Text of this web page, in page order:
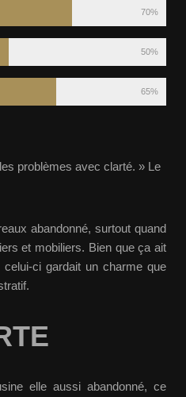
70%
50%
65%
problèmes avec clarté. » Le
abandonné, surtout quand
et mobiliers. Bien que ça ait
ci gardait un charme que
elle aussi abandonné, ce